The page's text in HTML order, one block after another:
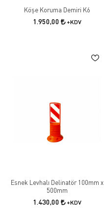
Köşe Koruma Demiri K6
1.950,00 +KDV
Esnek Levhalı Delinatör 100mm x
500mm
1.430,00 +KDV